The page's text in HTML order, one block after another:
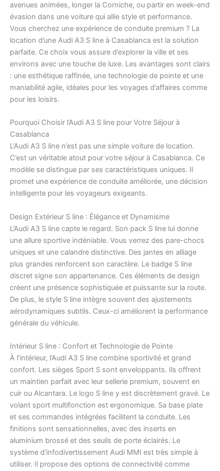
avenues animées, longer la Corniche, ou partir en week-end
évasion dans une voiture qui allie style et performance.
Vous cherchez une expérience de conduite premium ? La
location d’une Audi A3 S line à Casablanca est la solution
parfaite. Ce choix vous assure d’explorer la ville et ses
environs avec une touche de luxe. Les avantages sont clairs
: une esthétique raffinée, une technologie de pointe et une
maniabilité agile, idéales pour les voyages d’affaires comme
pour les loisirs.
Pourquoi Choisir l’Audi A3 S line pour Votre Séjour à
Casablanca
L’Audi A3 S line n’est pas une simple voiture de location.
C’est un véritable atout pour votre séjour à Casablanca. Ce
modèle se distingue par ses caractéristiques uniques. Il
promet une expérience de conduite améliorée, une décision
intelligente pour les voyageurs exigeants.
Design Extérieur S line : Élégance et Dynamisme
L’Audi A3 S line capte le regard. Son pack S line lui donne
une allure sportive indéniable. Vous verrez des pare-chocs
uniques et une calandre distinctive. Des jantes en alliage
plus grandes renforcent son caractère. Le badge S line
discret signe son appartenance. Ces éléments de design
créent une présence sophistiquée et puissante sur la route.
De plus, le style S line intègre souvent des ajustements
aérodynamiques subtils. Ceux-ci améliorent la performance
générale du véhicule.
Intérieur S line : Confort et Technologie de Pointe
À l’intérieur, l’Audi A3 S line combine sportivité et grand
confort. Les sièges Sport S sont enveloppants. Ils offrent
un maintien parfait avec leur sellerie premium, souvent en
cuir ou Alcantara. Le logo S line y est discrètement gravé. Le
volant sport multifonction est ergonomique. Sa base plate
et ses commandes intégrées facilitent la conduite. Les
finitions sont sensationnelles, avec des inserts en
aluminium brossé et des seuils de porte éclairés. Le
système d’infodivertissement Audi MMI est très simple à
utiliser. Il propose des options de connectivité comme